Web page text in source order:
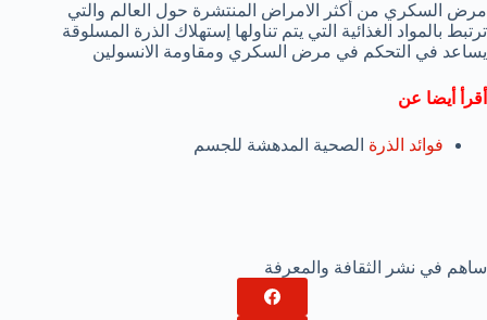
مرض السكري من أكثر الامراض المنتشرة حول العالم والتي
ترتبط بالمواد الغذائية التي يتم تناولها إستهلاك الذرة المسلوقة
يساعد في التحكم في مرض السكري ومقاومة الانسولين
أقرأ أيضا عن
فوائد الذرة الصحية المدهشة للجسم
ساهم في نشر الثقافة والمعرفة